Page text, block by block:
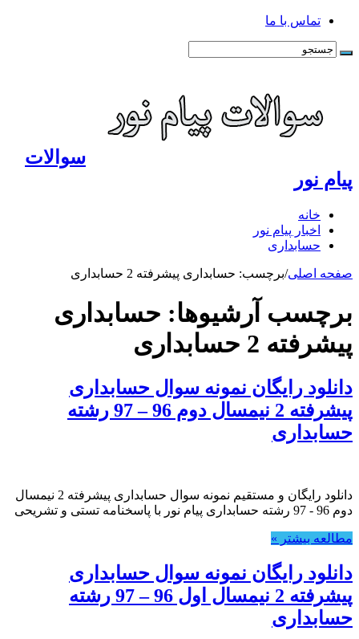
تماس با ما
سوالات
پیام نور
خانه
اخبار پیام نور
حسابداری
صفحه اصلی/برچسب: حسابداری پیشرفته 2 حسابداری
برچسب آرشیوها: حسابداری
پیشرفته 2 حسابداری
دانلود رایگان نمونه سوال حسابداری
پیشرفته 2 نیمسال دوم 96 – 97 رشته
حسابداری
دانلود رایگان و مستقیم نمونه سوال حسابداری پیشرفته 2 نیمسال
دوم 96 - 97 رشته حسابداری پیام نور با پاسخنامه تستی و تشریحی
مطالعه بیشتر »
دانلود رایگان نمونه سوال حسابداری
پیشرفته 2 نیمسال اول 96 – 97 رشته
حسابداری